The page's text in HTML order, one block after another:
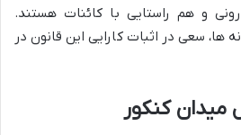
و هم راستایی با کائنات هستند.
ها، سعی در اثبات کارایی این قانون در
میدان کنکور